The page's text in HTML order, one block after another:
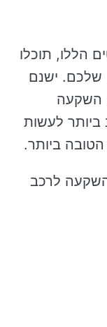
הללו, תוכלו
שלכם. ישנם
השקעה
לעשות
ביותר.
השקעה לרכב